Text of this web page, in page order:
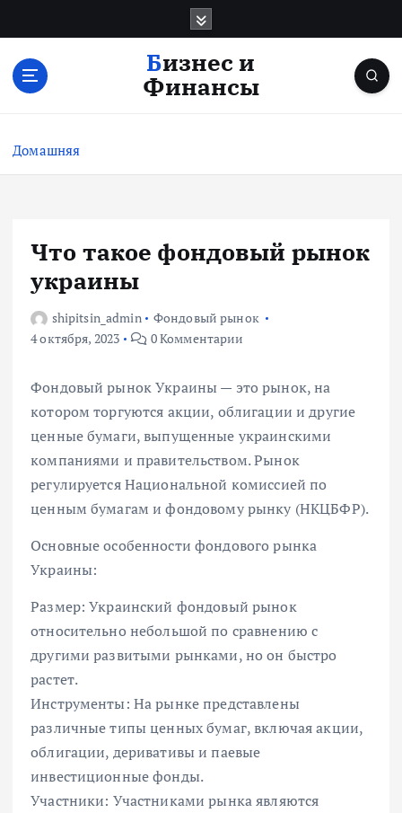
с
Бизнес и
Финансы
Домашняя
Что такое фондовый рынок
украины
shipitsin_admin
Фондовый рынок
4 октября, 2023
0 Комментарии
Фондовый рынок Украины — это рынок, на
котором торгуются акции, облигации и другие
ценные бумаги, выпущенные украинскими
компаниями и правительством. Рынок
регулируется Национальной комиссией по
ценным бумагам и фондовому рынку (НКЦБФР).
Основные особенности фондового рынка
Украины:
Размер: Украинский фондовый рынок
относительно небольшой по сравнению с
другими развитыми рынками, но он быстро
растет.
Инструменты: На рынке представлены
различные типы ценных бумаг, включая акции,
облигации, деривативы и паевые
инвестиционные фонды.
Участники: Участниками рынка являются